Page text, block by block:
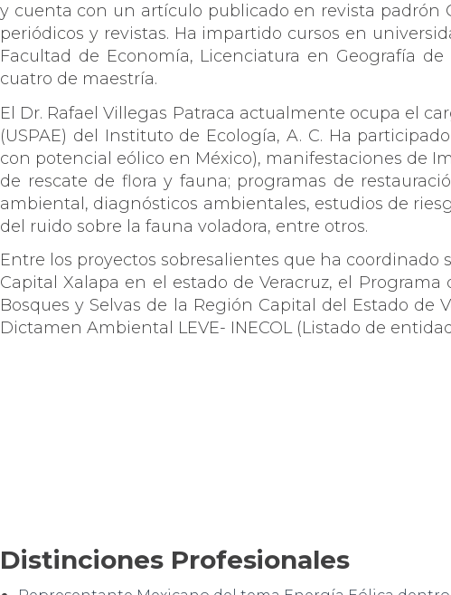
y cuenta con un artículo publicado en revista padrón
periódicos y revistas. Ha impartido cursos en
Facultad de Economía, Licenciatura en Geografía
cuatro de maestría.
El Dr. Rafael Villegas Patraca actualmente ocupa el
(USPAE) del Instituto de Ecología, A. C. Ha
con potencial eólico en México), manifestaciones de
de rescate de flora y fauna; programas de
ambiental, diagnósticos ambientales, estudios de
del ruido sobre la fauna voladora, entre otros.
Entre los proyectos sobresalientes que ha
Capital Xalapa en el estado de Veracruz, el
Bosques y Selvas de la Región Capital del Estado de
Dictamen Ambiental LEVE- INECOL (Listado de
Distinciones Profesionales